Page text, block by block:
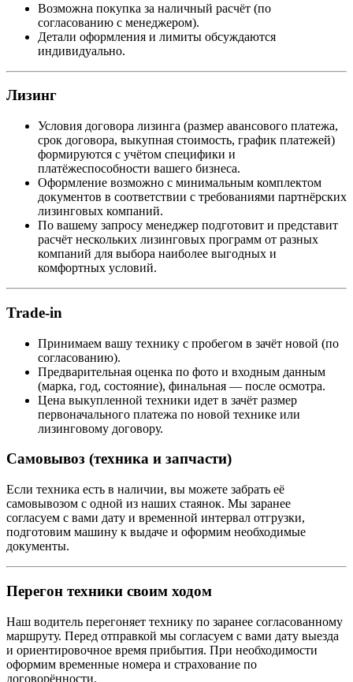
Возможна покупка за наличный расчёт (по
согласованию с менеджером).
Детали оформления и лимиты обсуждаются
индивидуально.
Лизинг
Условия договора лизинга (размер авансового платежа,
срок договора, выкупная стоимость, график платежей)
формируются с учётом специфики и
платёжеспособности вашего бизнеса.
Оформление возможно с минимальным комплектом
документов в соответствии с требованиями партнёрских
лизинговых компаний.
По вашему запросу менеджер подготовит и представит
расчёт нескольких лизинговых программ от разных
компаний для выбора наиболее выгодных и
комфортных условий.
Trade-in
Принимаем вашу технику с пробегом в зачёт новой (по
согласованию).
Предварительная оценка по фото и входным данным
(марка, год, состояние), финальная — после осмотра.
Цена выкупленной техники идет в зачёт размер
первоначального платежа по новой технике или
лизинговому договору.
Самовывоз (техника и запчасти)
Если техника есть в наличии, вы можете забрать её
самовывозом с одной из наших стаянок. Мы заранее
согласуем с вами дату и временной интервал отгрузки,
подготовим машину к выдаче и оформим необходимые
документы.
Перегон техники своим ходом
Наш водитель перегоняет технику по заранее согласованному
маршруту. Перед отправкой мы согласуем с вами дату выезда
и ориентировочное время прибытия. При необходимости
оформим временные номера и страхование по
договорённости.